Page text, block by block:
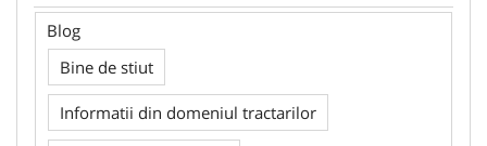
Blog
Bine de stiut
Informatii din domeniul tractarilor